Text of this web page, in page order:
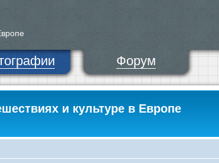
Форум
и культуре в Европе